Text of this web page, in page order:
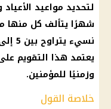
يعتمد هذا التقويم
وزمنيًا للمؤمنين.
خلاصة القول